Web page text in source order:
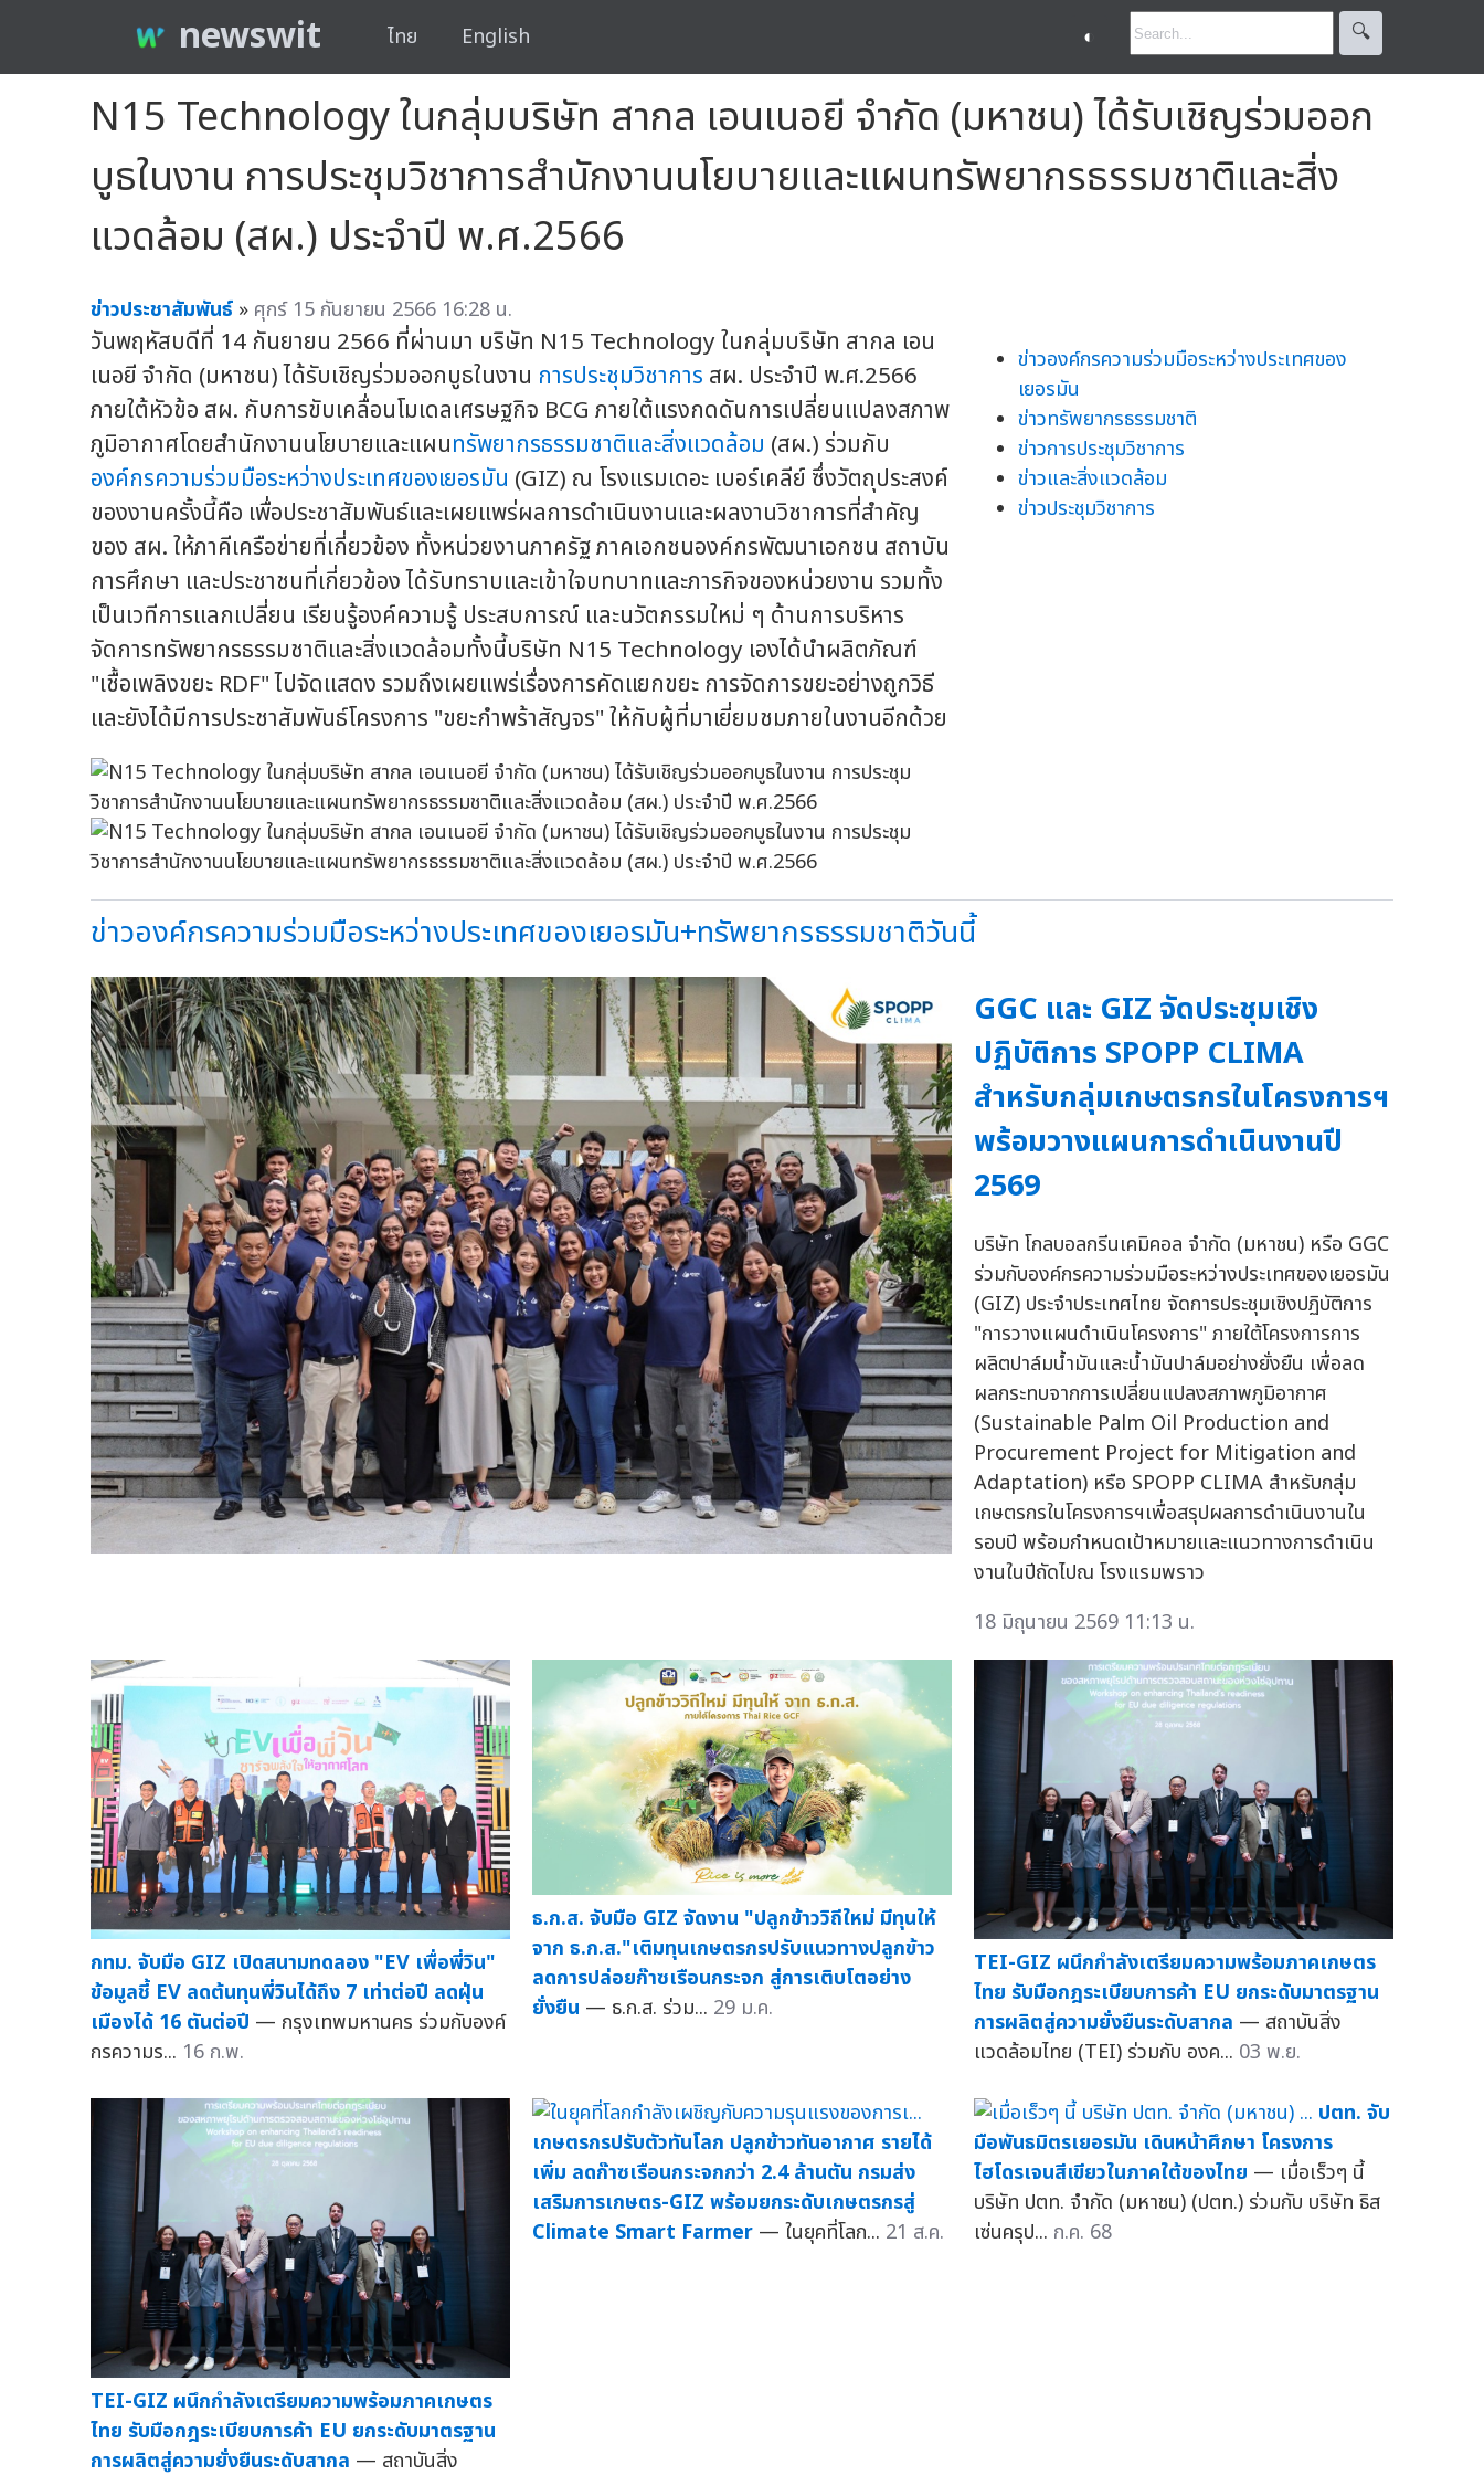
newswit ไทย English ◐ 🔍︎
N15 Technology ในกลุ่มบริษัท สากล เอนเนอยี จำกัด (มหาชน) ได้รับเชิญร่วมออก
บูธในงาน การประชุมวิชาการสำนักงานนโยบายและแผนทรัพยากรธรรมชาติและสิ่ง
แวดล้อม (สผ.) ประจำปี พ.ศ.2566
ข่าวประชาสัมพันธ์ » ศุกร์ 15 กันยายน 2566 16:28 น.
วันพฤหัสบดีที่ 14 กันยายน 2566 ที่ผ่านมา บริษัท N15 Technology ในกลุ่มบริษัท สากล เอน
เนอยี จำกัด (มหาชน) ได้รับเชิญร่วมออกบูธในงาน การประชุมวิชาการ สผ. ประจำปี พ.ศ.2566
ภายใต้หัวข้อ สผ. กับการขับเคลื่อนโมเดลเศรษฐกิจ BCG ภายใต้แรงกดดันการเปลี่ยนแปลงสภาพ
ภูมิอากาศโดยสำนักงานนโยบายและแผนทรัพยากรธรรมชาติและสิ่งแวดล้อม (สผ.) ร่วมกับ
องค์กรความร่วมมือระหว่างประเทศของเยอรมัน (GIZ) ณ โรงแรมเดอะ เบอร์เคลีย์ ซึ่งวัตถุประสงค์
ของงานครั้งนี้คือ เพื่อประชาสัมพันธ์และเผยแพร่ผลการดำเนินงานและผลงานวิชาการที่สำคัญ
ของ สผ. ให้ภาคีเครือข่ายที่เกี่ยวข้อง ทั้งหน่วยงานภาครัฐ ภาคเอกชนองค์กรพัฒนาเอกชน สถาบัน
การศึกษา และประชาชนที่เกี่ยวข้อง ได้รับทราบและเข้าใจบทบาทและภารกิจของหน่วยงาน รวมทั้ง
เป็นเวทีการแลกเปลี่ยน เรียนรู้องค์ความรู้ ประสบการณ์ และนวัตกรรมใหม่ ๆ ด้านการบริหาร
จัดการทรัพยากรธรรมชาติและสิ่งแวดล้อมทั้งนี้บริษัท N15 Technology เองได้นำผลิตภัณฑ์
"เชื้อเพลิงขยะ RDF" ไปจัดแสดง รวมถึงเผยแพร่เรื่องการคัดแยกขยะ การจัดการขยะอย่างถูกวิธี
และยังได้มีการประชาสัมพันธ์โครงการ "ขยะกำพร้าสัญจร" ให้กับผู้ที่มาเยี่ยมชมภายในงานอีกด้วย
ข่าวองค์กรความร่วมมือระหว่างประเทศของ
เยอรมัน
ข่าวทรัพยากรธรรมชาติ
ข่าวการประชุมวิชาการ
ข่าวและสิ่งแวดล้อม
ข่าวประชุมวิชาการ
ข่าวองค์กรความร่วมมือระหว่างประเทศของเยอรมัน+ทรัพยากรธรรมชาติวันนี้
GGC และ GIZ จัดประชุมเชิง
ปฏิบัติการ SPOPP CLIMA
สำหรับกลุ่มเกษตรกรในโครงการฯ
พร้อมวางแผนการดำเนินงานปี
2569
บริษัท โกลบอลกรีนเคมิคอล จำกัด (มหาชน) หรือ GGC
ร่วมกับองค์กรความร่วมมือระหว่างประเทศของเยอรมัน
(GIZ) ประจำประเทศไทย จัดการประชุมเชิงปฏิบัติการ
"การวางแผนดำเนินโครงการ" ภายใต้โครงการการ
ผลิตปาล์มน้ำมันและน้ำมันปาล์มอย่างยั่งยืน เพื่อลด
ผลกระทบจากการเปลี่ยนแปลงสภาพภูมิอากาศ
(Sustainable Palm Oil Production and
Procurement Project for Mitigation and
Adaptation) หรือ SPOPP CLIMA สำหรับกลุ่ม
เกษตรกรในโครงการฯเพื่อสรุปผลการดำเนินงานใน
รอบปี พร้อมกำหนดเป้าหมายและแนวทางการดำเนิน
งานในปีถัดไปณ โรงแรมพราว
18 มิถุนายน 2569 11:13 น.
กทม. จับมือ GIZ เปิดสนามทดลอง "EV เพื่อพี่วิน"
ข้อมูลชี้ EV ลดต้นทุนพี่วินได้ถึง 7 เท่าต่อปี ลดฝุ่น
เมืองได้ 16 ตันต่อปี — กรุงเทพมหานคร ร่วมกับองค์
กรความร... 16 ก.พ.
ธ.ก.ส. จับมือ GIZ จัดงาน "ปลูกข้าววิถีใหม่ มีทุนให้
จาก ธ.ก.ส."เติมทุนเกษตรกรปรับแนวทางปลูกข้าว
ลดการปล่อยก๊าซเรือนกระจก สู่การเติบโตอย่าง
ยั่งยืน — ธ.ก.ส. ร่วม... 29 ม.ค.
TEI-GIZ ผนึกกำลังเตรียมความพร้อมภาคเกษตร
ไทย รับมือกฎระเบียบการค้า EU ยกระดับมาตรฐาน
การผลิตสู่ความยั่งยืนระดับสากล — สถาบันสิ่ง
แวดล้อมไทย (TEI) ร่วมกับ องค... 03 พ.ย.
TEI-GIZ ผนึกกำลังเตรียมความพร้อมภาคเกษตร
ไทย รับมือกฎระเบียบการค้า EU ยกระดับมาตรฐาน
การผลิตสู่ความยั่งยืนระดับสากล — สถาบันสิ่ง
เกษตรกรปรับตัวทันโลก ปลูกข้าวทันอากาศ รายได้
เพิ่ม ลดก๊าซเรือนกระจกกว่า 2.4 ล้านตัน กรมส่ง
เสริมการเกษตร-GIZ พร้อมยกระดับเกษตรกรสู่
Climate Smart Farmer — ในยุคที่โลก... 21 ส.ค.
ปตท. จับ
มือพันธมิตรเยอรมัน เดินหน้าศึกษา โครงการ
ไฮโดรเจนสีเขียวในภาคใต้ของไทย — เมื่อเร็วๆ นี้
บริษัท ปตท. จำกัด (มหาชน) (ปตท.) ร่วมกับ บริษัท ธิส
เซ่นครุป... ก.ค. 68